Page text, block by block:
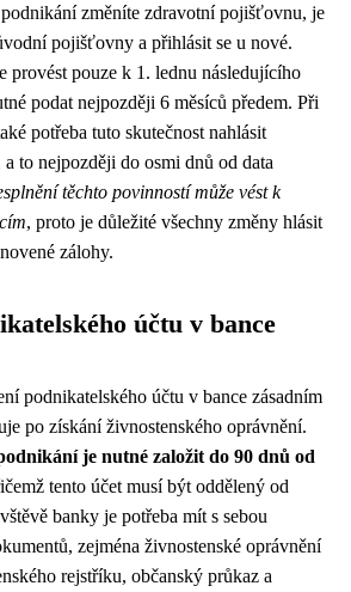
změníte zdravotní pojišťovnu, je
pojišťovny a přihlásit se u nové.
provést pouze k 1. lednu následujícího
podat nejpozději 6 měsíců předem. Při
potřeba tuto skutečnost nahlásit
to nejpozději do osmi dnů od data
těchto povinností může vést k
, proto je důležité všechny změny hlásit
zálohy.
účtu v bance
podnikatelského účtu v bance zásadním
po získání živnostenského oprávnění.
je nutné založit do 90 dnů od
tento účet musí být oddělený od
banky je potřeba mít s sebou
zejména živnostenské oprávnění
rejstříku, občanský průkaz a